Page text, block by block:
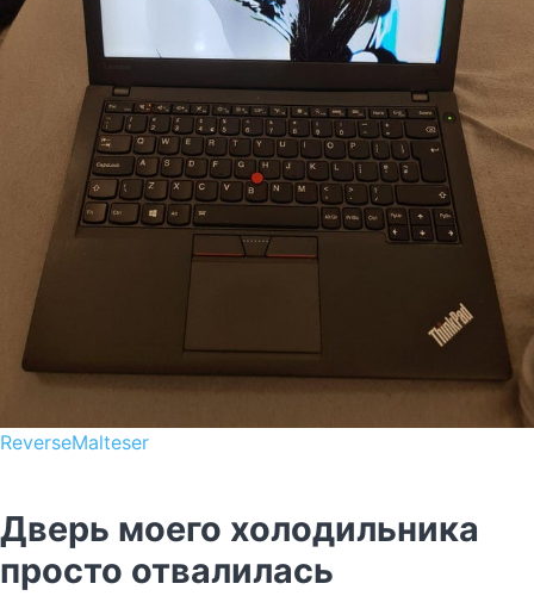
ReverseMalteser
Дверь моего холодильника
просто отвалилась